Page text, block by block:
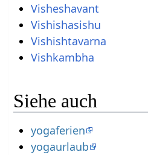
Visheshavant
Vishishasishu
Vishishtavarna
Vishkambha
Siehe auch
yogaferien
yogaurlaub